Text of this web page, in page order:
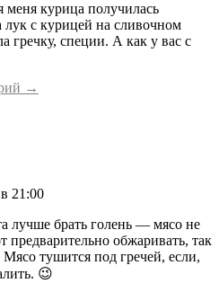
меня курица получилась
лук с курицей на сливочном
гречку, специи. А как у вас с
→
21:00
лучше брать голень — мясо не
предварительно обжаривать, так
тушится под гречей, если,
😉